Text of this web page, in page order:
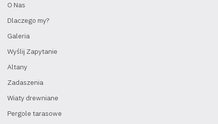
O Nas
Dlaczego my?
Galeria
Wyślij Zapytanie
Altany
Zadaszenia
Wiaty drewniane
Pergole tarasowe